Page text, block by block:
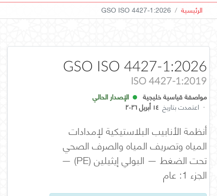
الرئيسية GSO ISO 4427-1:2026
GSO ISO 4427-1:2026
ISO 4427-1:2019
مواصفة قياسية خليجية
الإصدار الحالي
· اعتمدت بتاريخ ١٤ أبريل ٢٠٢٦
أنظمة الأنابيب البلاستيكية لإمدادات
المياه وتصريف المياه والصرف الصحي
تحت الضغط — البولي إيثيلين (PE) —
الجزء 1: عام